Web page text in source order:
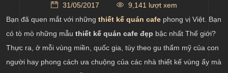
31/05/2017
9,141 lượt xem
Bạn đã quen mắt với những thiết kế quán cafe phong vị Việt. Bạn
có tò mò những mẫu thiết kế quán cafe đẹp bậc nhất Thế giới?
Thực ra, ở mỗi vùng miền, quốc gia, tùy theo gu thẩm mỹ của con
người hay phong cách ưa chuộng của các nhà thiết kế vùng ấy mà